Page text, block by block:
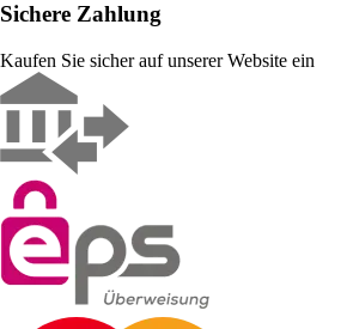
Sichere Zahlung
Kaufen Sie sicher auf unserer Website ein